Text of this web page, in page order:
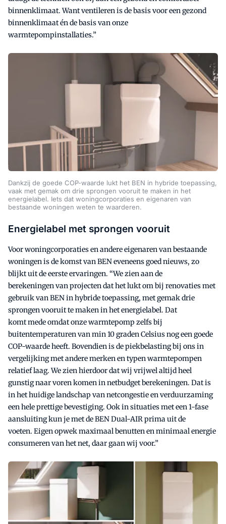
binnenklimaat. Want ventileren is de basis voor een gezond
binnenklimaat én de basis van onze
warmtepompinstallaties.”
Dankzij de goede COP-waarde lukt het BEN in hybride toepassing,
vaak met gemak om drie sprongen vooruit te maken in het
energielabel. Iets dat woningcorporaties en eigenaren van
bestaande woningen weten te waarderen.
Energielabel met sprongen vooruit
Voor woningcorporaties en andere eigenaren van bestaande
woningen is de komst van BEN eveneens goed nieuws, zo
blijkt uit de eerste ervaringen. “We zien aan de
berekeningen van projecten dat het lukt om bij renovaties met
gebruik van BEN in hybride toepassing, met gemak drie
sprongen vooruit te maken in het energielabel. Dat
komt mede omdat onze warmtepomp zelfs bij
buitentemperaturen van min 10 graden Celsius nog een goede
COP-waarde heeft. Bovendien is de piekbelasting bij ons in
vergelijking met andere merken en typen warmtepompen
relatief laag. We zien hierdoor dat wij vrijwel altijd heel
gunstig naar voren komen in netbudget berekeningen. Dat is
in het huidige landschap van netcongestie en verduurzaming
een hele prettige bevestiging. Ook in situaties met een 1-fase
aansluiting kun je met de BEN Dual-AIR prima uit de
voeten. Eigen opwek maximaal benutten en minimaal energie
consumeren van het net, daar gaan wij voor.”